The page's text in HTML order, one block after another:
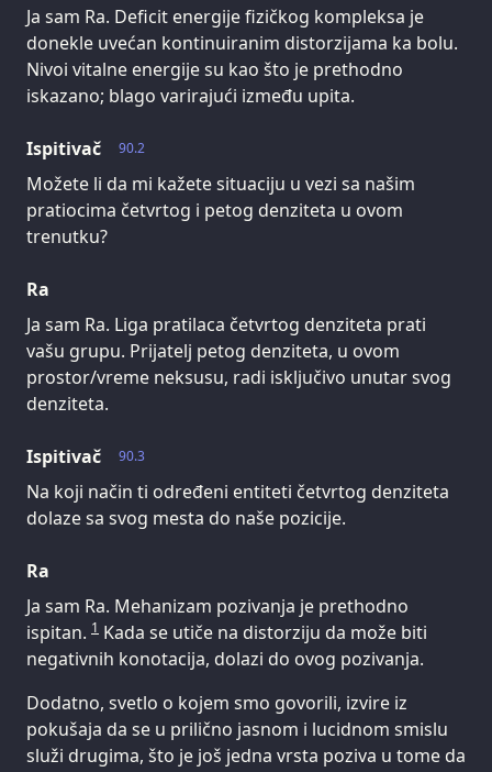
Ja sam Ra. Deficit energije fizičkog kompleksa je
donekle uvećan kontinuiranim distorzijama ka bolu.
Nivoi vitalne energije su kao što je prethodno
iskazano; blago varirajući između upita.
90.2
Ispitivač
Možete li da mi kažete situaciju u vezi sa našim
pratiocima četvrtog i petog denziteta u ovom
trenutku?
Ra
Ja sam Ra. Liga pratilaca četvrtog denziteta prati
vašu grupu. Prijatelj petog denziteta, u ovom
prostor/vreme neksusu, radi isključivo unutar svog
denziteta.
90.3
Ispitivač
Na koji način ti određeni entiteti četvrtog denziteta
dolaze sa svog mesta do naše pozicije.
Ra
Ja sam Ra. Mehanizam pozivanja je prethodno
ispitan. 1 Kada se utiče na distorziju da može biti
negativnih konotacija, dolazi do ovog pozivanja.
Dodatno, svetlo o kojem smo govorili, izvire iz
pokušaja da se u prilično jasnom i lucidnom smislu
služi drugima, što je još jedna vrsta poziva u tome da